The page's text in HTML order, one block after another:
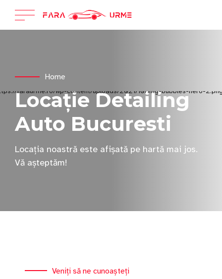
Home
Locație Detailing
Auto Bucuresti
Locația noastră este afișată pe hartă mai jos.
Vă așteptăm!
Veniți să ne cunoașteți